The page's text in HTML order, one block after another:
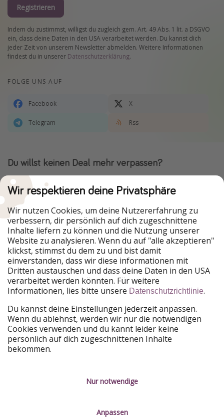
Registrieren
Indem du zustimmst, willigst du zugleich gem. Art. 49 Abs. 1 lit. a DSGVO
ein, dass deine Daten in den USA verarbeitet werden. Du kannst dich
jeder Zeit von unserem Newsletter abmelden. Weitere Informationen
findest du in unserer Datenschutzerklärung.
FOLGE UNS AUF
Facebook X
Telegram Rss
Du willst keinen Deal mehr verpassen?
Dann lade unsere App herunter.
Urlaubspiraten ist Teil der HolidayPirates Group
Unsere Märkte
PiratinViaggio
HolidayPirates
VakantiePiraten
WakacyjniPiraci
VoyagesPirates
Ferienpiraten
Urlaubspiraten
ViajerosPiratas
Unsere Gruppe
HolidayPirates Group
Lerne uns kennen
Service-Kontrolle
Wir respektieren deine Privatsphäre
Wir nutzen Cookies, um deine Nutzererfahrung zu
verbessern, dir persönlich auf dich zugeschnittene
Inhalte liefern zu können und die Nutzung unserer
Website zu analysieren. Wenn du auf "alle akzeptieren"
klickst, stimmst du dem zu und bist damit
einverstanden, dass wir diese informationen mit
Dritten austauschen und dass deine Daten in den USA
verarbeitet werden könnten. Für weitere
Informationen, lies bitte unsere Datenschutzrichtlinie.
Du kannst deine Einstellungen jederzeit anpassen.
Wenn du ablehnst, werden wir nur die notwendigen
Cookies verwenden und du kannt leider keine
persönlich auf dich zugeschnittenen Inhalte
bekommen.
Nur notwendige
Anpassen